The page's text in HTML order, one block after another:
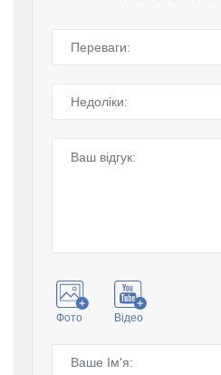
Фото Відео